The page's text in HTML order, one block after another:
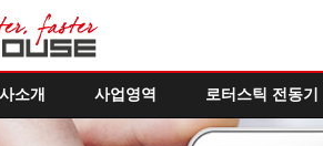
소개 사업영역 로터스틱 전동기